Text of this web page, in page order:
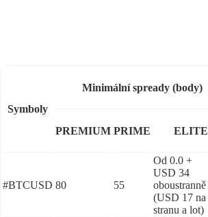
Symboly
Minimální spready (body)
PREMIUM PRIME ELITE
#BTCUSD 80 55
Od 0.0 +
USD 34
oboustranně
(USD 17 na
stranu a lot)